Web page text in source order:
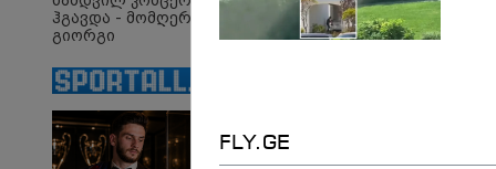
ირაკლი
ჰგავდა - მომღერალი
გიორგი
დაქორწინდა (ვიდეო)
FLY.GE